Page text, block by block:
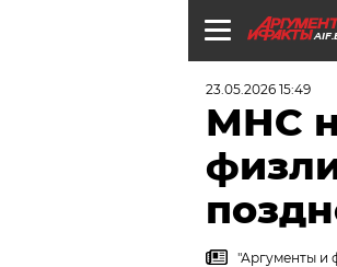
23.05.2026 15:49
МНС
"Аргументы и